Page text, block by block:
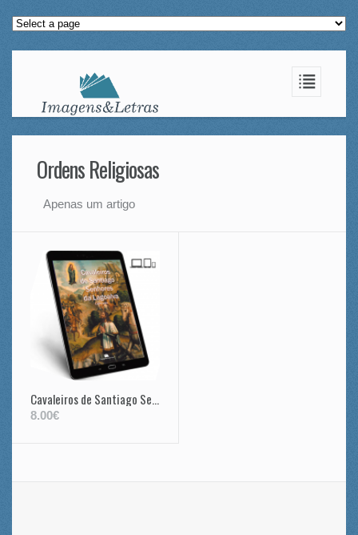
Ordens Religiosas
Apenas um artigo
Cavaleiros de Santiago Senhores da Lagoalva (1193-1484) – Vol I
8.00€